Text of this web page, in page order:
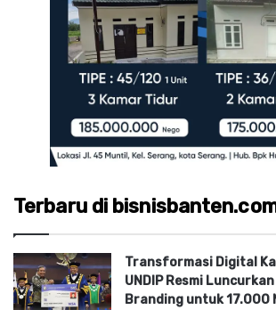
Terbaru di
Transformasi Digital
UNDIP Resmi
Branding untuk 17.000